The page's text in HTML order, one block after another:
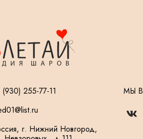
МЫ
(930) 255-77-11
г. Нижний Новгород,